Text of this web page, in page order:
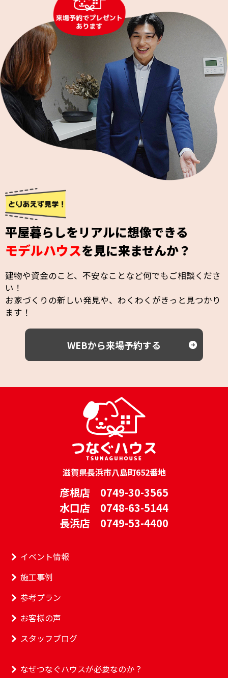
平屋暮らしをリアルに想像できる
モデルハウスを見に来ませんか？
建物や資金のこと、不安なことなど何でもご相談くださ
い！
お家づくりの新しい発見や、わくわくがきっと見つかり
ます！
WEBから来場予約する
滋賀県長浜市八島町652番地
彦根店 0749-30-3565
水口店 0748-63-5144
長浜店 0749-53-4400
イベント情報
施工事例
参考プラン
お客様の声
スタッフブログ
なぜつなぐハウスが必要なのか？